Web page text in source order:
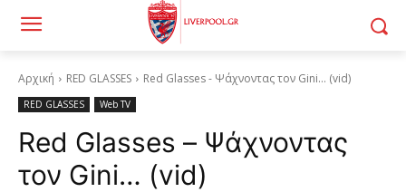
Αρχική RED GLASSES Red Glasses - Ψάχνοντας τον Gini... (vid)
RED GLASSES Web TV
Red Glasses – Ψάχνοντας
τον Gini… (vid)